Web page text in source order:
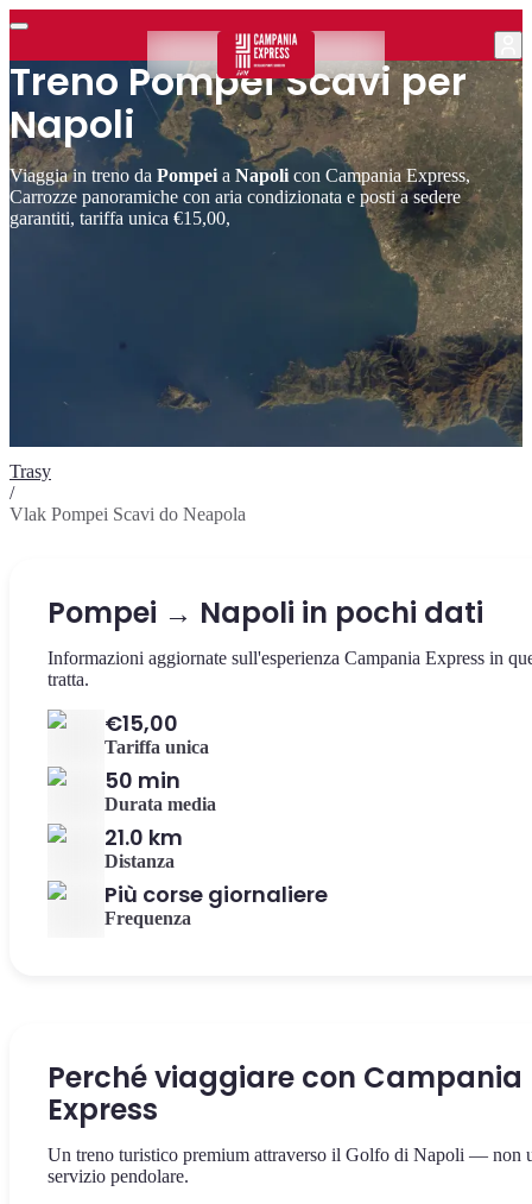
Treno Pompei Scavi per
Napoli
Viaggia in treno da Pompei a Napoli con Campania Express,
Carrozze panoramiche con aria condizionata e posti a sedere
garantiti, tariffa unica €15,00,
Trasy
/
Vlak Pompei Scavi do Neapola
Pompei → Napoli in pochi dati
Informazioni aggiornate sull'esperienza Campania Express in
tratta.
€15,00
Tariffa unica
50 min
Durata media
21.0 km
Distanza
Più corse giornaliere
Frequenza
Perché viaggiare con Campania
Express
Un treno turistico premium attraverso il Golfo di Napoli — non
servizio pendolare.